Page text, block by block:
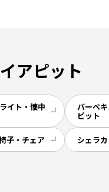
アピット
イト・懐中 バーベ
ピット
子・チェア シェラ